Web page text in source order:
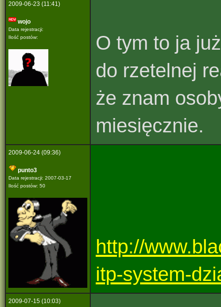
2009-06-23 (11:41)
wojo
Data rejestracji:
Ilość postów:
O tym to ja
do rzetelnej
że znam
miesięcznie.
2009-06-24 (09:36)
punto3
Data rejestracji: 2007-03-17
Ilość postów: 50
http://
itp-system-
2009-07-15 (10:03)